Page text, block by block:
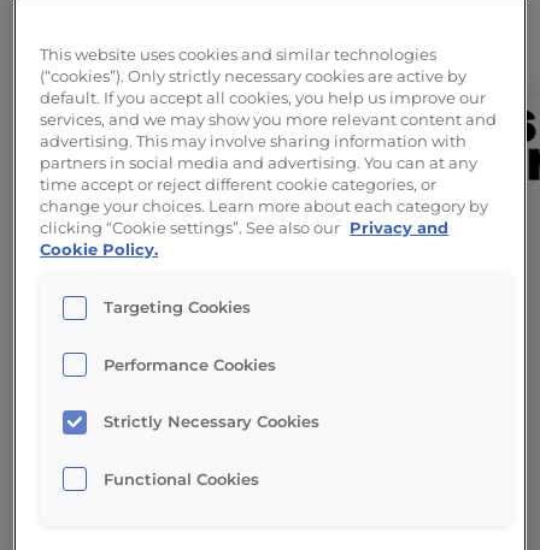
Softeispartner
48455 Bad Bentheim
Tel: +495924 6804 991
This website uses cookies and similar technologies
(“cookies”). Only strictly necessary cookies are active by
default. If you accept all cookies, you help us improve our
services, and we may show you more relevant content and
advertising. This may involve sharing information with
partners in social media and advertising. You can at any
time accept or reject different cookie categories, or
change your choices. Learn more about each category by
clicking “Cookie settings”. See also our Privacy and
Cookie Policy.
Targeting Cookies
Performance Cookies
Strictly Necessary Cookies
Functional Cookies